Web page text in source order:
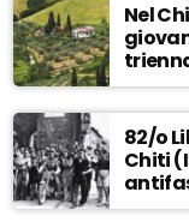
Nel
tra i
82/o
Chiti